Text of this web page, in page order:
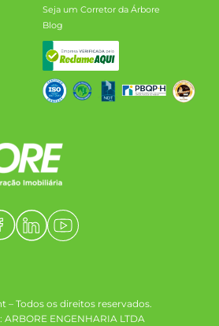
Seja um Corretor da Árbore
Blog
– Todos os direitos reservados.
ARBORE ENGENHARIA LTDA